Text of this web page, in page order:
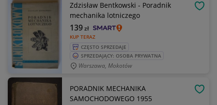
Zdzisław Bentkowski - Poradnik
mechanika lotniczego
KUP TERAZ
139zł
CZĘSTO SPRZEDAJE
SPRZEDAJĄCY: OSOBA PRYWATNA
Warszawa, Mokotów
PORADNIK MECHANIKA
SAMOCHODOWEGO 1955